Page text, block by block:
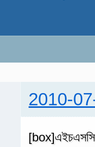
2010-
[box]এইচএসসি